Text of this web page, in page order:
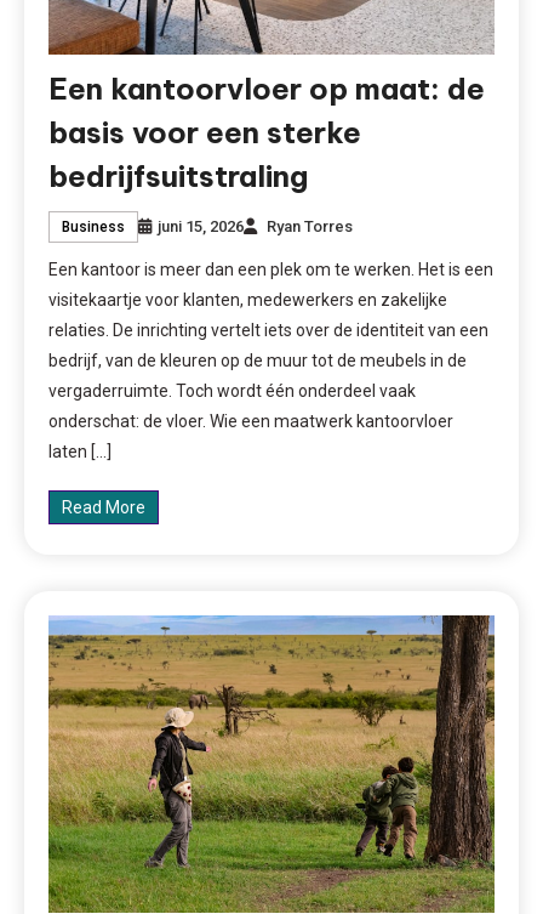
Een kantoorvloer op maat: de
basis voor een sterke
bedrijfsuitstraling
Business juni 15, 2026 Ryan Torres
Een kantoor is meer dan een plek om te werken. Het is een
visitekaartje voor klanten, medewerkers en zakelijke
relaties. De inrichting vertelt iets over de identiteit van een
bedrijf, van de kleuren op de muur tot de meubels in de
vergaderruimte. Toch wordt één onderdeel vaak
onderschat: de vloer. Wie een maatwerk kantoorvloer
laten […]
Read More